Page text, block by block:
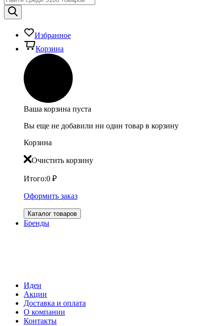
Избранное
Корзина
Ваша корзина пуста
Вы еще не добавили ни один товар в корзину
Корзина
Очистить корзину
Итого:0 ₽
Оформить заказ
Каталог товаров
Бренды
Идеи
Акции
Доставка и оплата
О компании
Контакты